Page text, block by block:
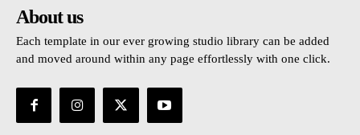
About us
Each template in our ever growing studio library can be added
and moved around within any page effortlessly with one click.